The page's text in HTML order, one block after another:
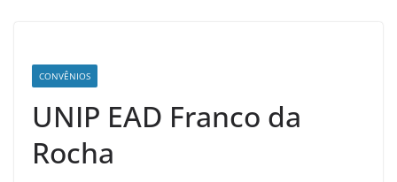
CONVÊNIOS
UNIP EAD Franco da
Rocha